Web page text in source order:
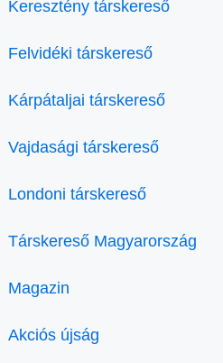
Keresztény társkereső
Felvidéki társkereső
Kárpátaljai társkereső
Vajdasági társkereső
Londoni társkereső
Társkereső Magyarország
Magazin
Akciós újság